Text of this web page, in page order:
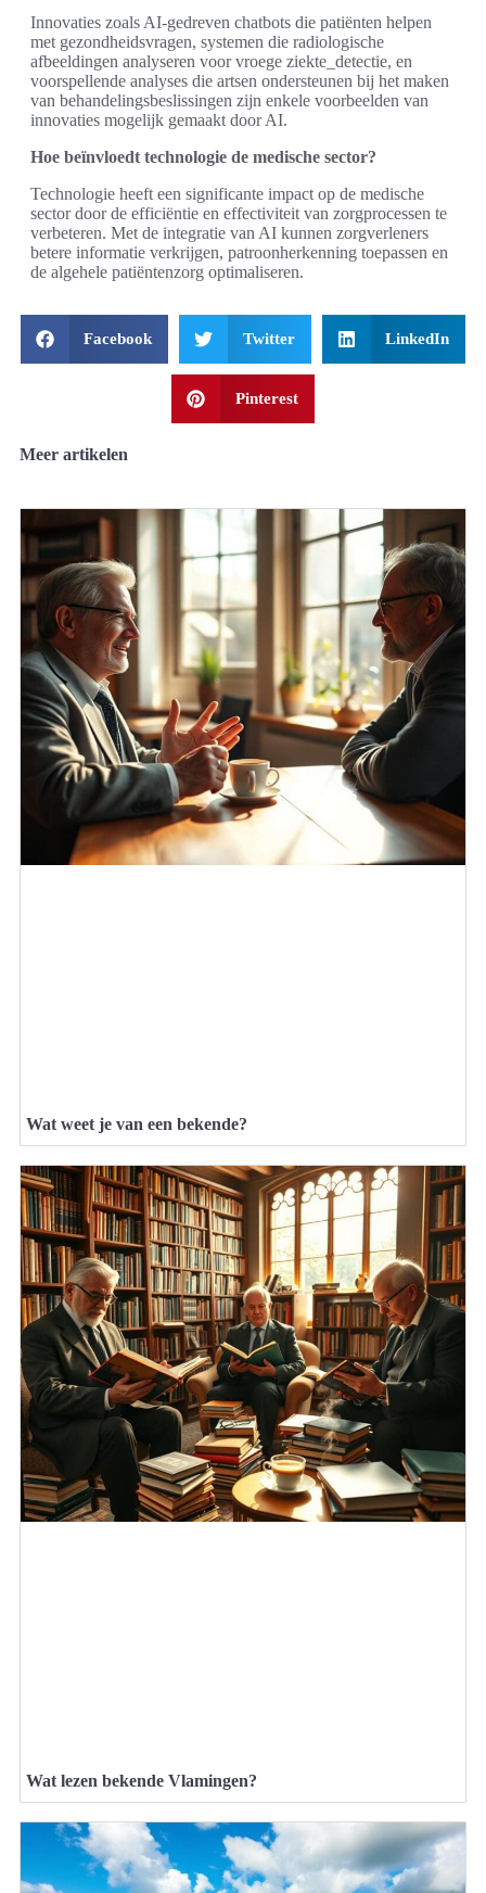
Innovaties zoals AI-gedreven chatbots die patiënten helpen
met gezondheidsvragen, systemen die radiologische
afbeeldingen analyseren voor vroege ziekte_detectie, en
voorspellende analyses die artsen ondersteunen bij het maken
van behandelingsbeslissingen zijn enkele voorbeelden van
innovaties mogelijk gemaakt door AI.
Hoe beïnvloedt technologie de medische sector?
Technologie heeft een significante impact op de medische
sector door de efficiëntie en effectiviteit van zorgprocessen te
verbeteren. Met de integratie van AI kunnen zorgverleners
betere informatie verkrijgen, patroonherkenning toepassen en
de algehele patiëntenzorg optimaliseren.
Facebook Twitter LinkedIn
Pinterest
Meer artikelen
Wat weet je van een bekende?
Wat lezen bekende Vlamingen?